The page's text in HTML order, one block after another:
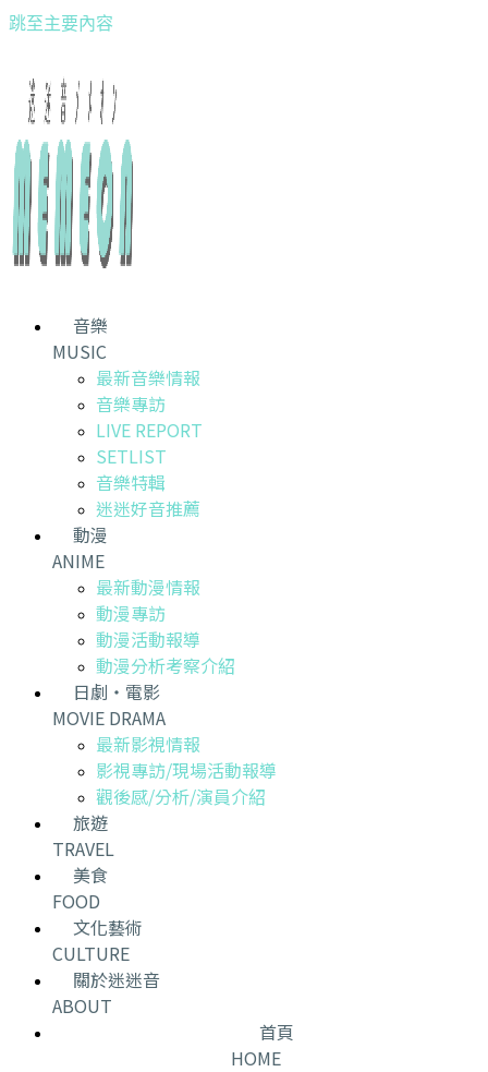
跳至主要內容
音樂
MUSIC
最新音樂情報
音樂專訪
LIVE REPORT
SETLIST
音樂特輯
迷迷好音推薦
動漫
ANIME
最新動漫情報
動漫專訪
動漫活動報導
動漫分析考察介紹
日劇・電影
MOVIE DRAMA
最新影視情報
影視專訪/現場活動報導
觀後感/分析/演員介紹
旅遊
TRAVEL
美食
FOOD
文化藝術
CULTURE
關於迷迷音
ABOUT
首頁
HOME